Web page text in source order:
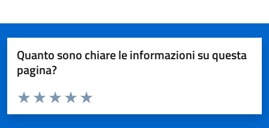
Quanto sono chiare le informazioni su questa
pagina?
Valuta da 1 a 5 stelle la pagina
Valuta 5 stelle su 5
Valuta 4 stelle su 5
Valuta 3 stelle su 5
Valuta 2 stelle su 5
Valuta 1 stelle su 5